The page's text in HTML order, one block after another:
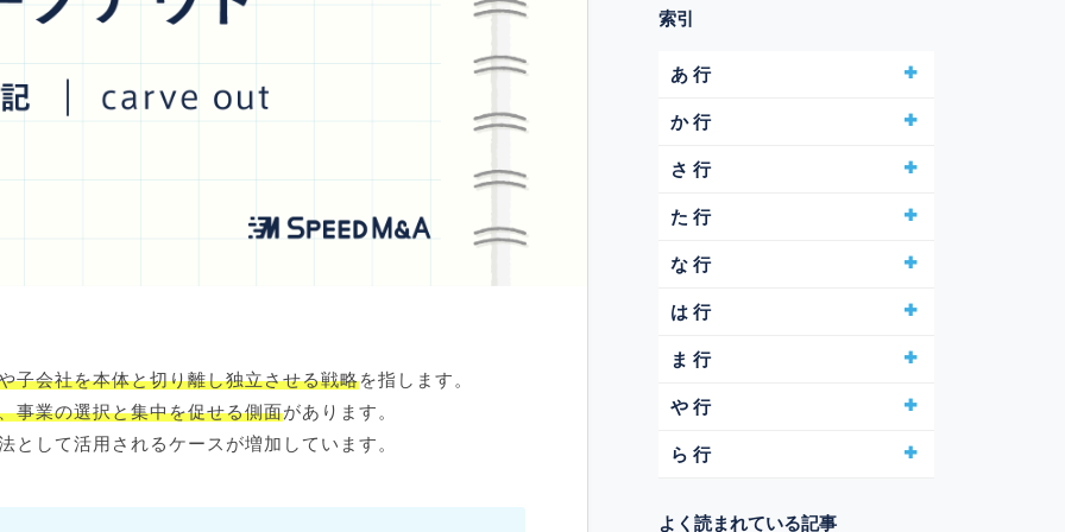
子会社を本体と切り離し独立させる戦略を指します。
事業の選択と集中を促せる側面があります。
として活用されるケースが増加しています。
索引
あ 行
か 行
さ 行
た 行
な 行
は 行
ま 行
や 行
ら 行
よく読まれている記事